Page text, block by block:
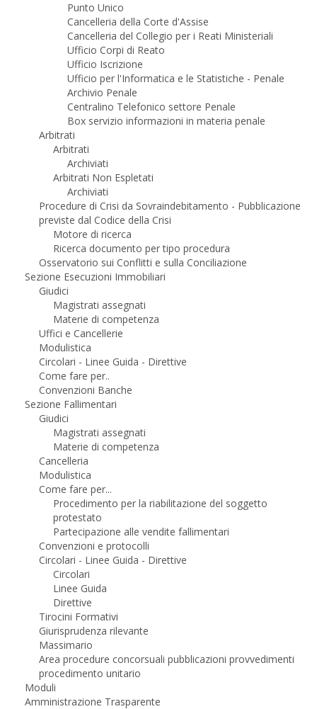
Punto Unico
Cancelleria della Corte d'Assise
Cancelleria del Collegio per i Reati Ministeriali
Ufficio Corpi di Reato
Ufficio Iscrizione
Ufficio per l'Informatica e le Statistiche - Penale
Archivio Penale
Centralino Telefonico settore Penale
Box servizio informazioni in materia penale
Arbitrati
Arbitrati
Archiviati
Arbitrati Non Espletati
Archiviati
Procedure di Crisi da Sovraindebitamento - Pubblicazione
previste dal Codice della Crisi
Motore di ricerca
Ricerca documento per tipo procedura
Osservatorio sui Conflitti e sulla Conciliazione
Sezione Esecuzioni Immobiliari
Giudici
Magistrati assegnati
Materie di competenza
Uffici e Cancellerie
Modulistica
Circolari - Linee Guida - Direttive
Come fare per..
Convenzioni Banche
Sezione Fallimentari
Giudici
Magistrati assegnati
Materie di competenza
Cancelleria
Modulistica
Come fare per...
Procedimento per la riabilitazione del soggetto
protestato
Partecipazione alle vendite fallimentari
Convenzioni e protocolli
Circolari - Linee Guida - Direttive
Circolari
Linee Guida
Direttive
Tirocini Formativi
Giurisprudenza rilevante
Massimario
Area procedure concorsuali pubblicazioni provvedimenti
procedimento unitario
Moduli
Amministrazione Trasparente